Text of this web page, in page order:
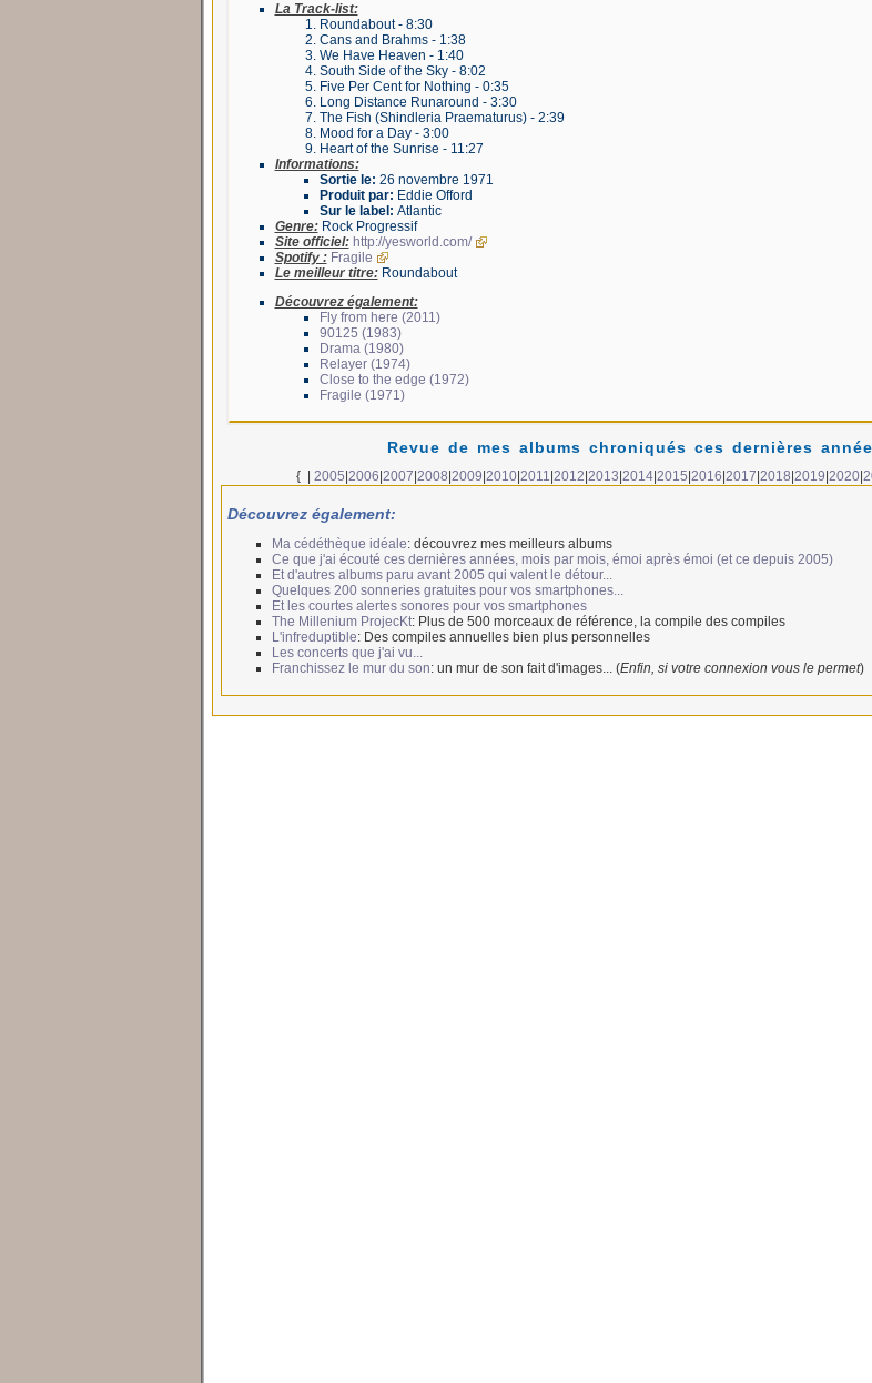
La Track-list:
Roundabout - 8:30
Cans and Brahms - 1:38
We Have Heaven - 1:40
South Side of the Sky - 8:02
Five Per Cent for Nothing - 0:35
Long Distance Runaround - 3:30
The Fish (Shindleria Praematurus) - 2:39
Mood for a Day - 3:00
Heart of the Sunrise - 11:27
Informations:
Sortie le: 26 novembre 1971
Produit par: Eddie Offord
Sur le label: Atlantic
Genre:Rock Progressif
Site officiel: http://yesworld.com/
Spotify : Fragile
Le meilleur titre:Roundabout
Découvrez également:
Fly from here (2011)
90125 (1983)
Drama (1980)
Relayer (1974)
Close to the edge (1972)
Fragile (1971)
Revue de mes albums chroniqués ces dernières
{ | 2005|2006|2007|2008|2009|2010|2011|2012|2013|2014|2015|2016|2017|2018|2019|2020|
Découvrez également:
Ma cédéthèque idéale: découvrez mes meilleurs albums
Ce que j'ai écouté ces dernières années, mois par mois, émoi après émoi (et ce depuis 2005)
Et d'autres albums paru avant 2005 qui valent le détour...
Quelques 200 sonneries gratuites pour vos smartphones...
Et les courtes alertes sonores pour vos smartphones
The Millenium ProjecKt: Plus de 500 morceaux de référence, la compile des compiles
L'infreduptible: Des compiles annuelles bien plus personnelles
Les concerts que j'ai vu...
Franchissez le mur du son: un mur de son fait d'images... (Enfin, si votre connexion vous le permet)